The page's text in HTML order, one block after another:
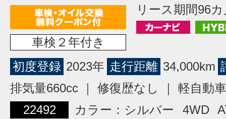
車検２年付き
リース期間96
初度登録 2023年 走行距離 34,000km
排気量660cc ｜ 修復歴なし ｜ 軽自動車
22492
カラー：シルバー 4WD